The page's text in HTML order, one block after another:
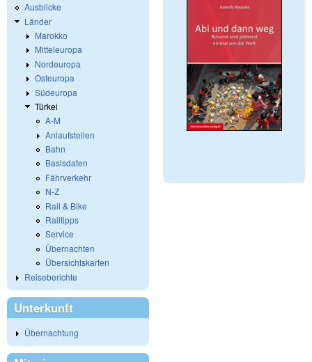
Ausblicke
Länder
Marokko
Mitteleuropa
Nordeuropa
Osteuropa
Südeuropa
Türkei
A-M
Anlaufstellen
Bahn
Basisdaten
Fährverkehr
N-Z
Rail & Bike
Railtipps
Service
Übernachten
Übersichtskarten
Reiseberichte
Unterkunft
Übernachtung